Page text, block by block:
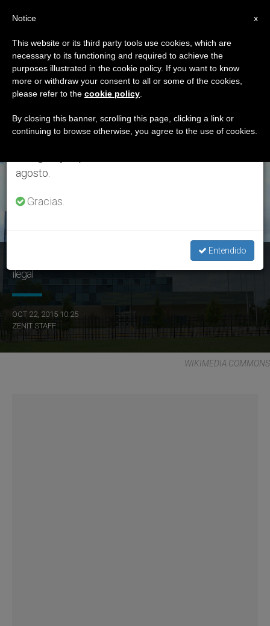
ETIQUETA
Posts Tagged
‘financiación Ilegal’
ÚLTIMAS NOTICIAS
España: Planned Parenthood es sancionada por financiación
ilegal
OCT 22, 2015 10:25
ZENIT STAFF
WIKIMEDIA COMMONS
×
Aviso importante
Del 27 de julio al 7 de agosto haremos la pausa
anual, aprovechando que en el periodo de verano
se generan menos informaciones y también el
agosto.
Gracias.
Entendido
x
Notice
This website or its third party tools use cookies, which are
necessary to its functioning and required to achieve the
purposes illustrated in the cookie policy. If you want to know
more or withdraw your consent to all or some of the cookies,
please refer to the cookie policy
By closing this banner, scrolling this page, clicking a link or
continuing to browse otherwise, you agree to the use of cookies.